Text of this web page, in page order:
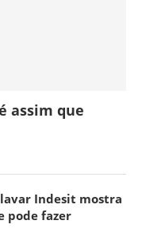
assim que
Indesit mostra
pode fazer